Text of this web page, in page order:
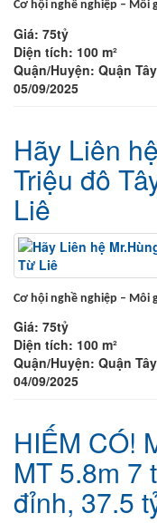
Cơ hội nghề nghiệp – Môi
Giá: 75tỷ
Diện tích: 100 m²
Quận/Huyện: Quận
05/09/2025
Hãy Liên
Triệu đô
Liê
Cơ hội nghề nghiệp – Môi
Giá: 75tỷ
Diện tích: 100 m²
Quận/Huyện: Quận
04/09/2025
HIẾM CÓ!
MT 5.8m 7
đỉnh, 37.5